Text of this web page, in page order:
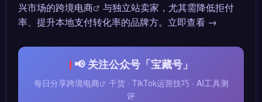
兴市场的跨境电商
与独立站卖家，尤其需降低拒付
率、提升本地支付转化率的品牌方。立即查看 →
📢 关注公众号「宝藏号」
每日分享跨境电商
干货 · TikTok运营技巧 · AI工具测
评